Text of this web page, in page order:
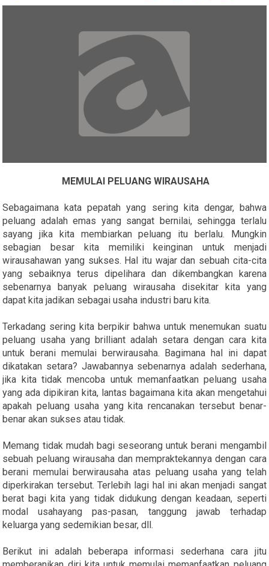
MEMULAI PELUANG WIRAUSAHA
Sebagaimana kata pepatah yang sering kita dengar, bahwa
peluang adalah emas yang sangat bernilai, sehingga terlalu
sayang jika kita membiarkan peluang itu berlalu. Mungkin
sebagian besar kita memiliki keinginan untuk menjadi
wirausahawan yang sukses. Hal itu wajar dan sebuah cita-cita
yang sebaiknya terus dipelihara dan dikembangkan karena
sebenarnya banyak peluang wirausaha disekitar kita yang
dapat kita jadikan sebagai usaha industri baru kita.
Terkadang sering kita berpikir bahwa untuk menemukan suatu
peluang usaha yang brilliant adalah setara dengan cara kita
untuk berani memulai berwirausaha. Bagimana hal ini dapat
dikatakan setara? Jawabannya sebenarnya adalah sederhana,
jika kita tidak mencoba untuk memanfaatkan peluang usaha
yang ada dipikiran kita, lantas bagaimana kita akan mengetahui
apakah peluang usaha yang kita rencanakan tersebut benar-
benar akan sukses atau tidak.
Memang tidak mudah bagi seseorang untuk berani mengambil
sebuah peluang wirausaha dan mempraktekannya dengan cara
berani memulai berwirausaha atas peluang usaha yang telah
diperkirakan tersebut. Terlebih lagi hal ini akan menjadi sangat
berat bagi kita yang tidak didukung dengan keadaan, seperti
modal usahayang pas-pasan, tanggung jawab terhadap
keluarga yang sedemikian besar, dll.
Berikut ini adalah beberapa informasi sederhana cara jitu